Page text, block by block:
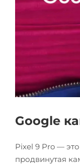
Google
Pixel 9 Pro —
продвинутая